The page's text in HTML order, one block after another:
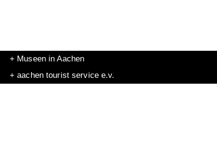
+ Museen in Aachen
+ aachen tourist service e.v.